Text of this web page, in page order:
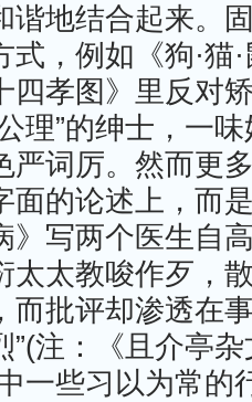
谐地结合起来。
式，例如《狗·猫
四孝图》里反对
理”的绅士，一
严词厉。然而更
面的论述上，而
》写两个医生自
太太教唆作歹，
而批评却渗透在
”(注：《且介亭
一些习以为常的